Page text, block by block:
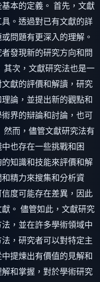
本的定義。 首先，文獻
。透過對已有文獻的詳
問題有更深入的理解。
發現新的研究方向和問
其次，文獻研究法也是一
獻的評價和解讀，研究
論，並提出新的觀點和
界的辯論和討論，也可
然而，儘管文獻研究法有
也存在一些挑戰和困
知識和技能來評價和解
精力來搜集和分析資
度可能存在差異，因此
。 儘管如此，文獻研究
，並在許多學術領域中
，研究者可以對特定主
提煉出有價值的見解和
和掌握，對於學術研究